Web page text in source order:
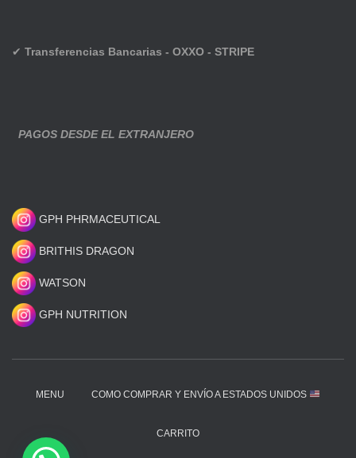
✔ Transferencias Bancarias - OXXO - STRIPE
PAGOS DESDE EL EXTRANJERO
GPH PHRMACEUTICAL
BRITHIS DRAGON
WATSON
GPH NUTRITION
MENU COMO COMPRAR Y ENVÍO A ESTADOS UNIDOS
CARRITO